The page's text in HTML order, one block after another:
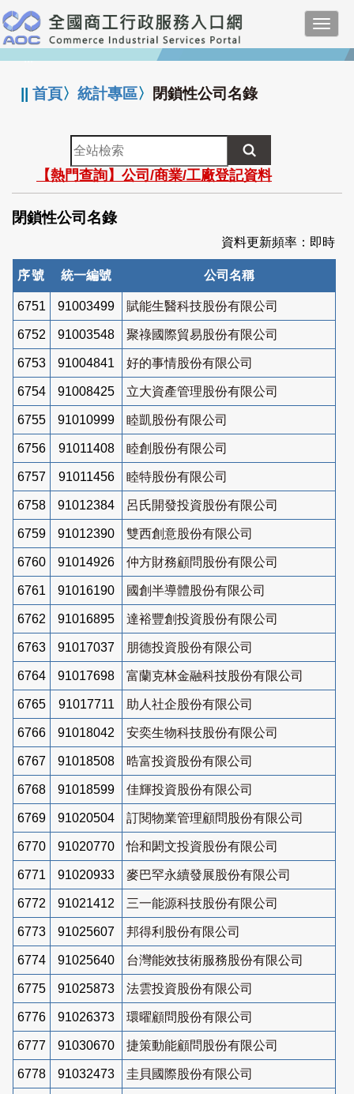
跳
到
主
要
:::
||首頁〉統計專區〉 閉鎖性公司名錄
全
站
檢
索
【熱門查詢】公司/商業/工廠登記資料
閉鎖性公司名錄
資料更新頻率：即時
序號 統一編號 公司名稱
6751 91003499 賦能生醫科技股份有限公司
6752 91003548 聚祿國際貿易股份有限公司
6753 91004841 好的事情股份有限公司
6754 91008425 立大資產管理股份有限公司
6755 91010999 睦凱股份有限公司
6756 91011408 睦創股份有限公司
6757 91011456 睦特股份有限公司
6758 91012384 呂氏開發投資股份有限公司
6759 91012390 雙西創意股份有限公司
6760 91014926 仲方財務顧問股份有限公司
6761 91016190 國創半導體股份有限公司
6762 91016895 達裕豐創投資股份有限公司
6763 91017037 朋德投資股份有限公司
6764 91017698 富蘭克林金融科技股份有限公司
6765 91017711 助人社企股份有限公司
6766 91018042 安奕生物科技股份有限公司
6767 91018508 晧富投資股份有限公司
6768 91018599 佳輝投資股份有限公司
6769 91020504 訂閱物業管理顧問股份有限公司
6770 91020770 怡和閎文投資股份有限公司
6771 91020933 麥巴罕永續發展股份有限公司
6772 91021412 三一能源科技股份有限公司
6773 91025607 邦得利股份有限公司
6774 91025640 台灣能效技術服務股份有限公司
6775 91025873 法雲投資股份有限公司
6776 91026373 環曜顧問股份有限公司
6777 91030670 捷策動能顧問股份有限公司
6778 91032473 圭貝國際股份有限公司